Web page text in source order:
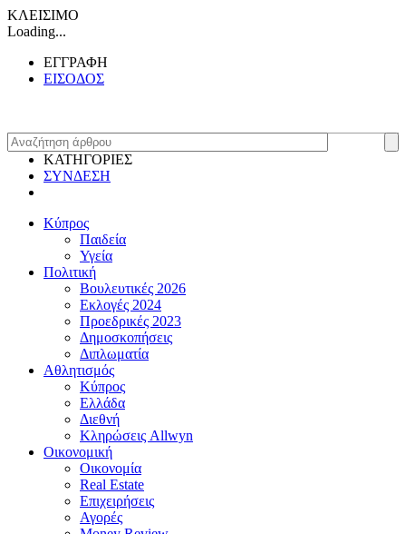
ΚΛΕΙΣΙΜΟ
Loading...
ΕΓΓΡΑΦΗ
ΕΙΣΟΔΟΣ
ΚΑΤΗΓΟΡΙΕΣ
ΣΥΝΔΕΣΗ
Κύπρος
Παιδεία
Υγεία
Πολιτική
Βουλευτικές 2026
Εκλογές 2024
Προεδρικές 2023
Δημοσκοπήσεις
Διπλωματία
Αθλητισμός
Κύπρος
Ελλάδα
Διεθνή
Κληρώσεις Allwyn
Οικονομική
Οικονομία
Real Estate
Επιχειρήσεις
Αγορές